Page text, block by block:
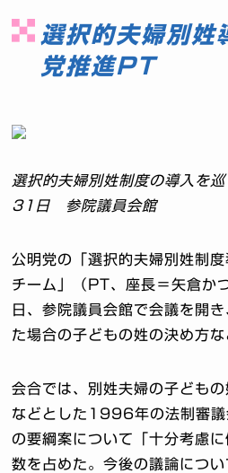
選択的夫婦別姓
党推進PT
選択的夫婦別姓制度の導入を
31日 参院議員会館
公明党の「選択的夫婦別姓制
チーム」（PT、座長＝矢倉か
日、参院議員会館で会議を開
た場合の子どもの姓の決め方な
会合では、別姓夫婦の子ども
などとした1996年の法制審議
の要綱案について「十分考慮
数を占めた。今後の議論につ